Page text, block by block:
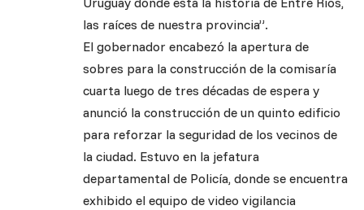
las raíces de nuestra provincia”.
El gobernador encabezó la apertura de
sobres para la construcción de la comisaría
cuarta luego de tres décadas de espera y
anunció la construcción de un quinto edificio
para reforzar la seguridad de los vecinos de
la ciudad. Estuvo en la jefatura
departamental de Policía, donde se encuentra
exhibido el equipo de video vigilancia